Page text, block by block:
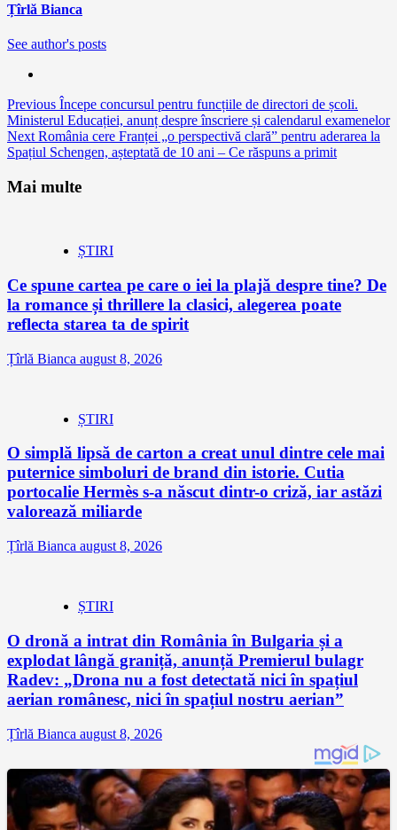
Țîrlă Bianca
See author's posts
Continue
Reading
Previous Începe concursul pentru funcțiile de directori de școli.
Ministerul Educației, anunț despre înscriere și calendarul examenelor
Next România cere Franței „o perspectivă clară” pentru aderarea la
Spațiul Schengen, așteptată de 10 ani – Ce răspuns a primit
Mai multe
ȘTIRI
Ce spune cartea pe care o iei la plajă despre tine? De
la romance și thrillere la clasici, alegerea poate
reflecta starea ta de spirit
Țîrlă Bianca august 8, 2026
ȘTIRI
O simplă lipsă de carton a creat unul dintre cele mai
puternice simboluri de brand din istorie. Cutia
portocalie Hermès s-a născut dintr-o criză, iar astăzi
valorează miliarde
Țîrlă Bianca august 8, 2026
ȘTIRI
O dronă a intrat din România în Bulgaria și a
explodat lângă graniță, anunță Premierul bulagr
Radev: „Drona nu a fost detectată nici în spațiul
aerian românesc, nici în spațiul nostru aerian”
Țîrlă Bianca august 8, 2026